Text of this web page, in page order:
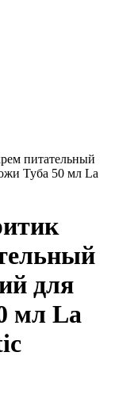
питательный
Туба 50 мл La
для
мл La